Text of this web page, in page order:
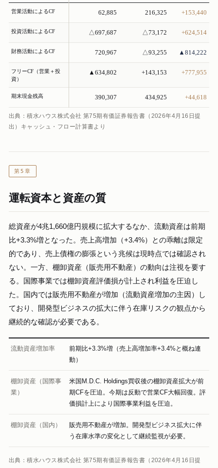
営業活動によるCF 62,885 216,325 +153,440
投資活動によるCF △697,687 △73,172 +624,514
財務活動によるCF 720,967 △93,255 ▲814,222
フリーCF（営業＋投
資）
▲634,802 +143,153 +777,955
期末現金残高 390,307 434,925 +44,618
出典：積水ハウス株式会社 第75期有価証券報告書（2026年4月16日提
出）キャッシュ・フロー計算書より
第5章
運転資本と資産の質
総資産が4兆1,660億円規模に拡大するなか、流動資産は前期
比+3.3%増となった。売上高増加（+3.4%）との乖離は限定
的であり、売上債権の膨張という兆候は現時点では確認され
ない。一方、棚卸資産（販売用不動産）の動向は注視を要す
る。国際事業では棚卸資産評価損が計上され利益を圧迫し
た。国内では販売用不動産が増加（流動資産増加の主因）し
ており、開発型ビジネスの拡大に伴う在庫リスクの観点から
継続的な確認が必要である。
流動資産増加率
前期比+3.3%増（売上高増加率+3.4%と概ね連
動）
棚卸資産（国際事
業）
米国M.D.C. Holdings買収後の棚卸資産拡大が前
期CFを圧迫。今期は反動で営業CF大幅回復。評
価損計上により国際事業利益を圧迫。
棚卸資産（国内）
販売用不動産が増加。開発型ビジネス拡大に伴
う在庫水準の変化として継続監視が必要。
出典：積水ハウス株式会社 第75期有価証券報告書（2026年4月16日提